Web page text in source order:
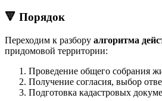
🔻 Порядок
Переходим к разбору алгоритма
придомовой территории:
Проведение общего собрания
Получение согласия, выбор
Подготовка кадастровых